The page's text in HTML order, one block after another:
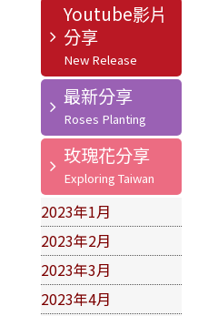
Youtube影片
分享
最新分享
玫瑰花分享
2023年1月
2023年2月
2023年3月
2023年4月